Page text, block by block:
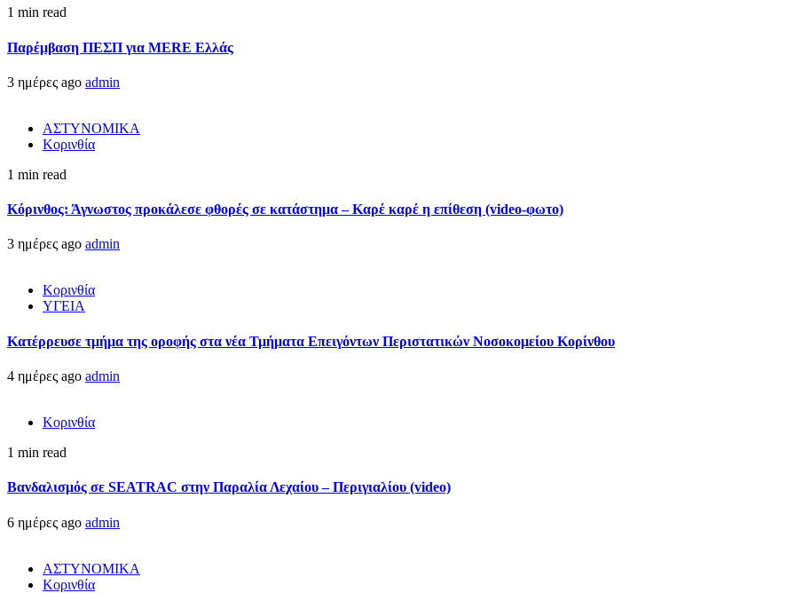
1 min read
Παρέμβαση ΠΕΣΠ για MERE Ελλάς
3 ημέρες ago admin
ΑΣΤΥΝΟΜΙΚΑ
Κορινθία
1 min read
Κόρινθος: Άγνωστος προκάλεσε φθορές σε κατάστημα – Καρέ καρέ η επίθεση (video-φωτο)
3 ημέρες ago admin
Κορινθία
ΥΓΕΙΑ
Kατέρρευσε τμήμα της οροφής στα νέα Τμήματα Επειγόντων Περιστατικών Νοσοκομείου Κορίνθου
4 ημέρες ago admin
Κορινθία
1 min read
Βανδαλισμός σε SEATRAC στην Παραλία Λεχαίου – Περιγιαλίου (video)
6 ημέρες ago admin
ΑΣΤΥΝΟΜΙΚΑ
Κορινθία